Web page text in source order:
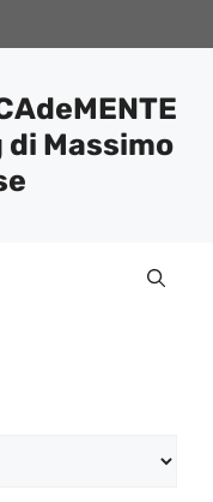
di Massimo